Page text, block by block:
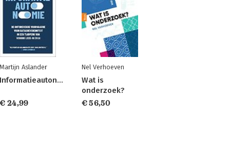
Martijn Aslander
Informatieautonomie
€ 24,99
Nel Verhoeven
Wat is
onderzoek?
€ 56,50